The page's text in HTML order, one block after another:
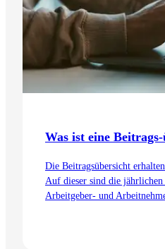
Was ist eine
Die Beitragsübersicht
Auf dieser sind die
Arbeitgeber- und